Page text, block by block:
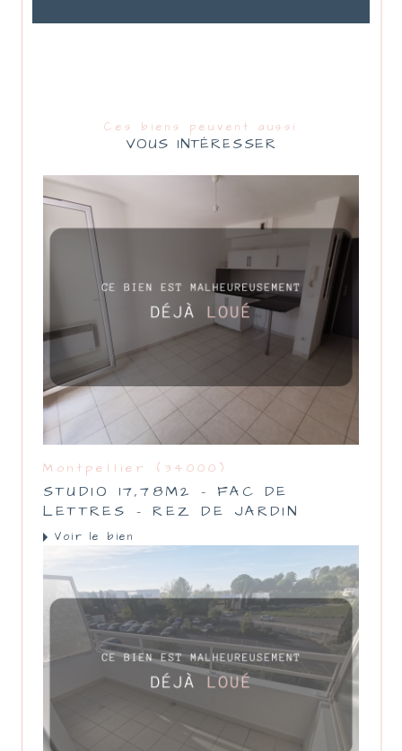
Ces biens peuvent aussi
VOUS INTÉRESSER
Montpellier (34000)
STUDIO 17,78M2 – FAC DE
LETTRES – REZ DE JARDIN
Voir le bien